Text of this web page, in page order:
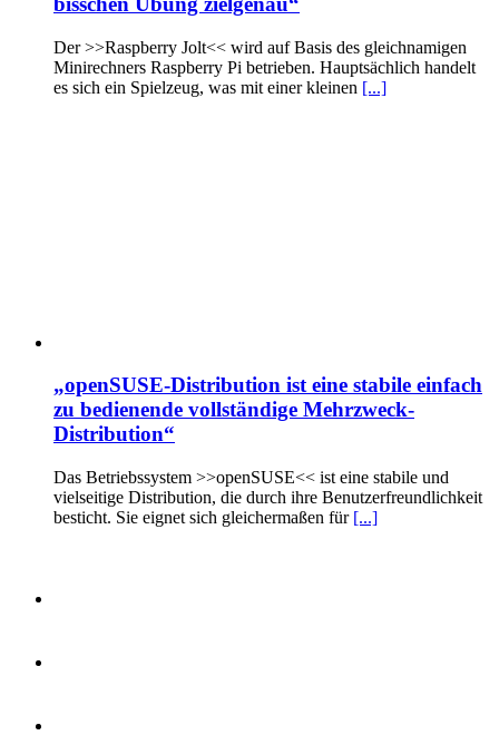
Der >>Raspberry Jolt<< wird auf Basis des gleichnamigen
Minirechners Raspberry Pi betrieben. Hauptsächlich handelt
es sich ein Spielzeug, was mit einer kleinen [...]
„openSUSE-Distribution ist eine stabile einfach
zu bedienende vollständige Mehrzweck-
Distribution“
Das Betriebssystem >>openSUSE<< ist eine stabile und
vielseitige Distribution, die durch ihre Benutzerfreundlichkeit
besticht. Sie eignet sich gleichermaßen für [...]